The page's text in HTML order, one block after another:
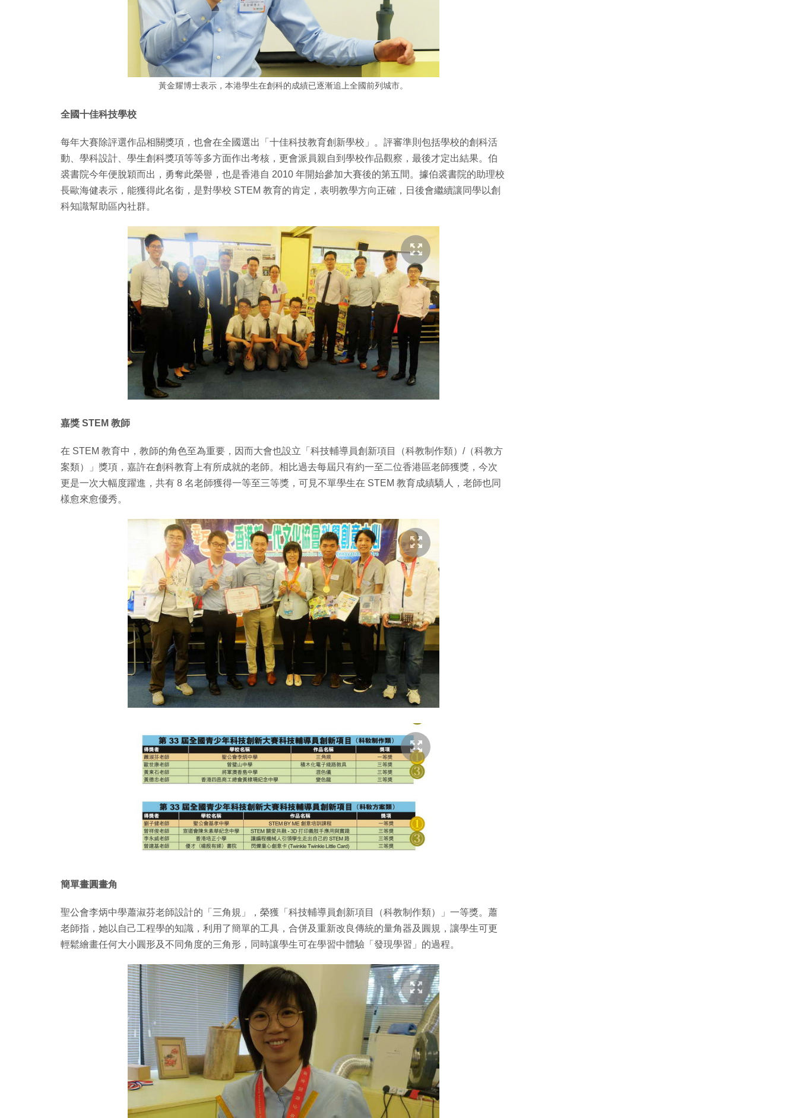
黃金耀博士表示，本港學生在創科的成績已逐漸追上全國前列城市。
全國十佳科技學校
每年大賽除評選作品相關獎項，也會在全國選出「十佳科技教育創新學校」。評審準則包括學校的創科活
動、學科設計、學生創科獎項等等多方面作出考核，更會派員親自到學校作品觀察，最後才定出結果。伯
裘書院今年便脫穎而出，勇奪此榮譽，也是香港自 2010 年開始參加大賽後的第五間。據伯裘書院的助理校
長歐海健表示，能獲得此名銜，是對學校 STEM 教育的肯定，表明教學方向正確，日後會繼續讓同學以創
科知識幫助區內社群。
嘉獎 STEM 教師
在 STEM 教育中，教師的角色至為重要，因而大會也設立「科技輔導員創新項目（科教制作類）/（科教方
案類）」獎項，嘉許在創科教育上有所成就的老師。相比過去每屆只有約一至二位香港區老師獲獎，今次
更是一次大幅度躍進，共有 8 名老師獲得一等至三等獎，可見不單學生在 STEM 教育成績驕人，老師也同
樣愈來愈優秀。
簡單畫圓畫角
聖公會李炳中學蕭淑芬老師設計的「三角規」，榮獲「科技輔導員創新項目（科教制作類）」一等獎。蕭
老師指，她以自己工程學的知識，利用了簡單的工具，合併及重新改良傳統的量角器及圓規，讓學生可更
輕鬆繪畫任何大小圓形及不同角度的三角形，同時讓學生可在學習中體驗「發現學習」的過程。